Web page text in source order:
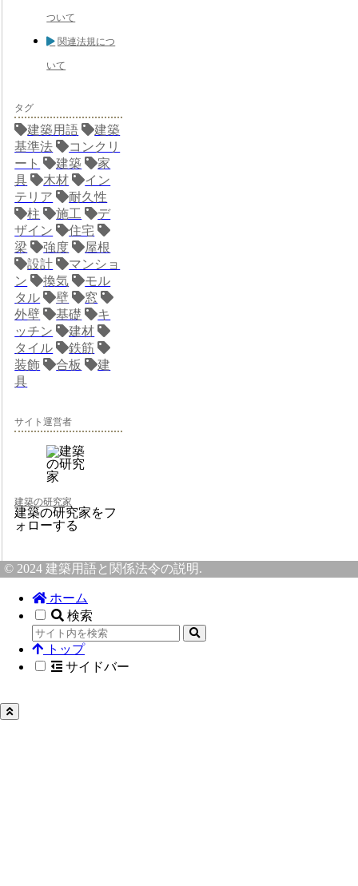
ついて
関連法規につ
いて
タグ
建築用語
建築
基準法
コンクリ
ート
建築
家
具
木材
イン
テリア
耐久性
柱
施工
デ
ザイン
住宅
梁
強度
屋根
設計
マンショ
ン
換気
モル
タル
壁
窓
外壁
基礎
キ
ッチン
建材
タイル
鉄筋
装飾
合板
建
具
サイト運営者
建築の研究家
建築の研究家をフ
ォローする
© 2024 建築用語と関係法令の説明.
ホーム
検索
トップ
サイドバー